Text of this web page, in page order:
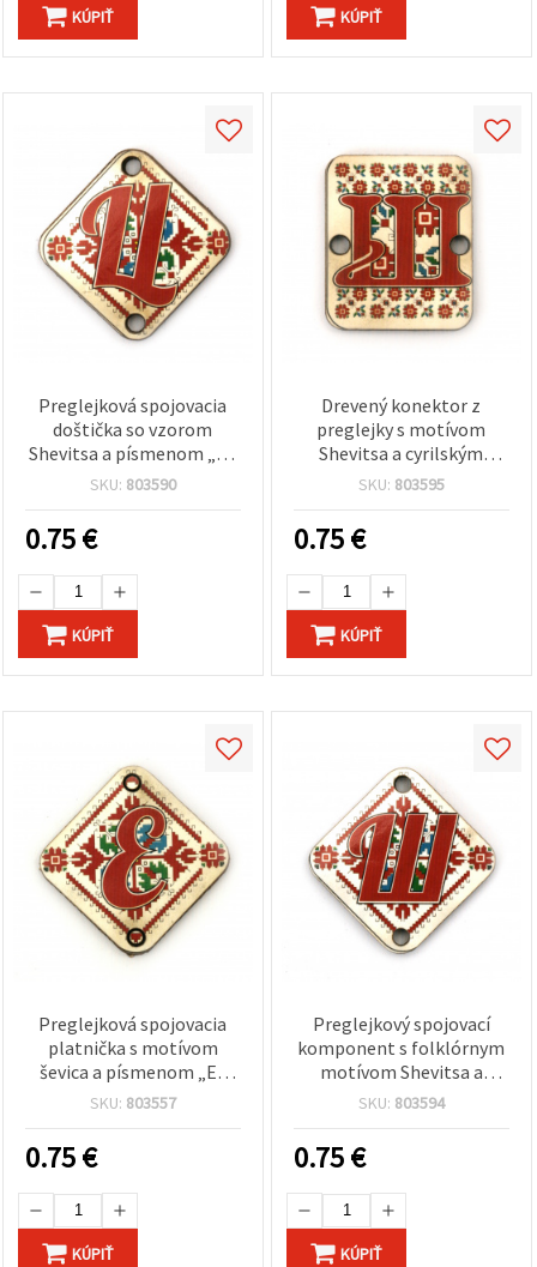
KÚPIŤ KÚPIŤ
Preglejková spojovacia
doštička so vzorom
Shevitsa a písmenom „Ц”
(cyrilské „TS”), 30×2 mm,
SKU: 803590
0.75€
KÚPIŤ
Drevený konektor z
preglejky s motívom
Shevitsa a cyrilským
písmenom „Ш“, 20x25x2
SKU: 803595
0.75€
KÚPIŤ
Preglejková spojovacia
platnička s motívom
ševica a písmenom „Е“
(cyrilika „E“) na výrobu
2,5 mm – balenie 5 ks
SKU: 803557
0.75€
KÚPIŤ
Preglejkový spojovací
komponent s folklórnym
motívom Shevitsa a
písmenom „Ш“ (cyrilika
mm – sada 5 ks
SKU: 803594
0.75€
KÚPIŤ